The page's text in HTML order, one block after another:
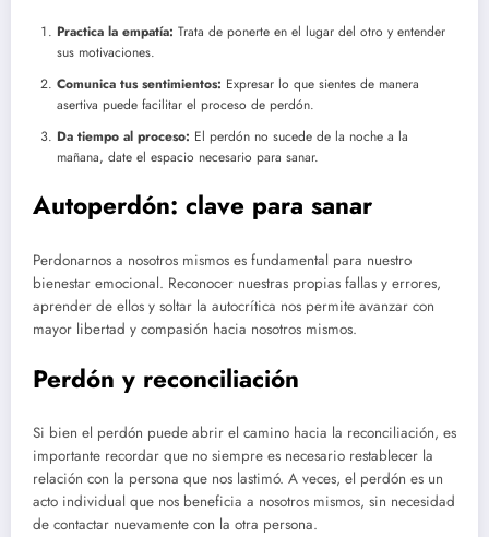
Practica la empatía: Trata de ponerte en el lugar del otro y entender
sus motivaciones.
Comunica tus sentimientos: Expresar lo que sientes de manera
asertiva puede facilitar el proceso de perdón.
Da tiempo al proceso: El perdón no sucede de la noche a la
mañana, date el espacio necesario para sanar.
Autoperdón: clave para sanar
Perdonarnos a nosotros mismos es fundamental para nuestro
bienestar emocional. Reconocer nuestras propias fallas y errores,
aprender de ellos y soltar la autocrítica nos permite avanzar con
mayor libertad y compasión hacia nosotros mismos.
Perdón y reconciliación
Si bien el perdón puede abrir el camino hacia la reconciliación, es
importante recordar que no siempre es necesario restablecer la
relación con la persona que nos lastimó. A veces, el perdón es un
acto individual que nos beneficia a nosotros mismos, sin necesidad
de contactar nuevamente con la otra persona.